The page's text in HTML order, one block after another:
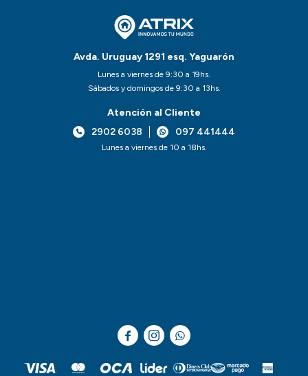
Avda. Uruguay 1291 esq. Yaguarón
Lunes a viernes de 9:30 a 19hs.
Sábados y domingos de 9:30 a 13hs.
Atención al Cliente
2902 6038
097 441444
Lunes a viernes de 10 a 18hs.
  